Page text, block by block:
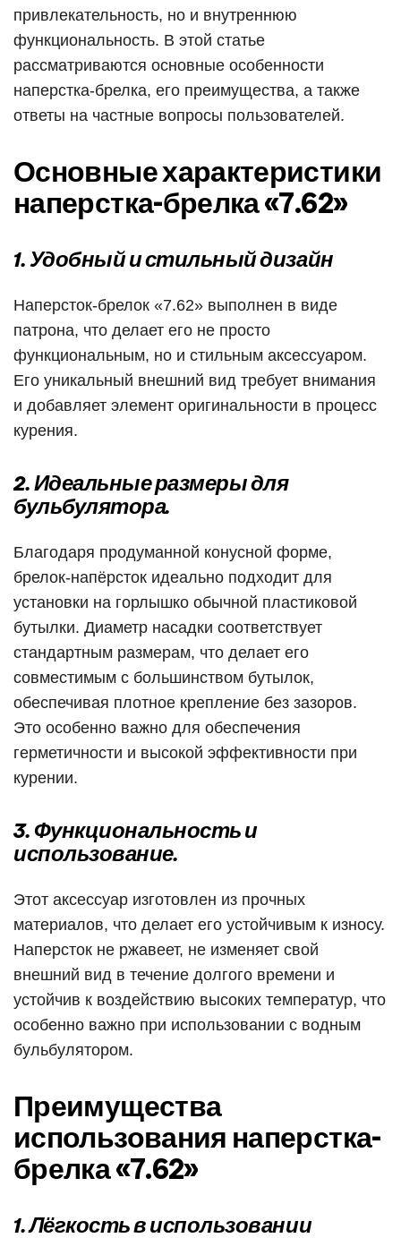
привлекательность, но и внутреннюю
функциональность. В этой статье
рассматриваются основные особенности
наперстка-брелка, его преимущества, а также
ответы на частные вопросы пользователей.
Основные характеристики
наперстка-брелка «7.62»
1. Удобный и стильный дизайн
Наперсток-брелок «7.62» выполнен в виде
патрона, что делает его не просто
функциональным, но и стильным аксессуаром.
Его уникальный внешний вид требует внимания
и добавляет элемент оригинальности в процесс
курения.
2. Идеальные размеры для
бульбулятора.
Благодаря продуманной конусной форме,
брелок-напёрсток идеально подходит для
установки на горлышко обычной пластиковой
бутылки. Диаметр насадки соответствует
стандартным размерам, что делает его
совместимым с большинством бутылок,
обеспечивая плотное крепление без зазоров.
Это особенно важно для обеспечения
герметичности и высокой эффективности при
курении.
3. Функциональность и
использование.
Этот аксессуар изготовлен из прочных
материалов, что делает его устойчивым к износу.
Наперсток не ржавеет, не изменяет свой
внешний вид в течение долгого времени и
устойчив к воздействию высоких температур, что
особенно важно при использовании с водным
бульбулятором.
Преимущества
использования наперстка-
брелка «7.62»
1. Лёгкость в использовании